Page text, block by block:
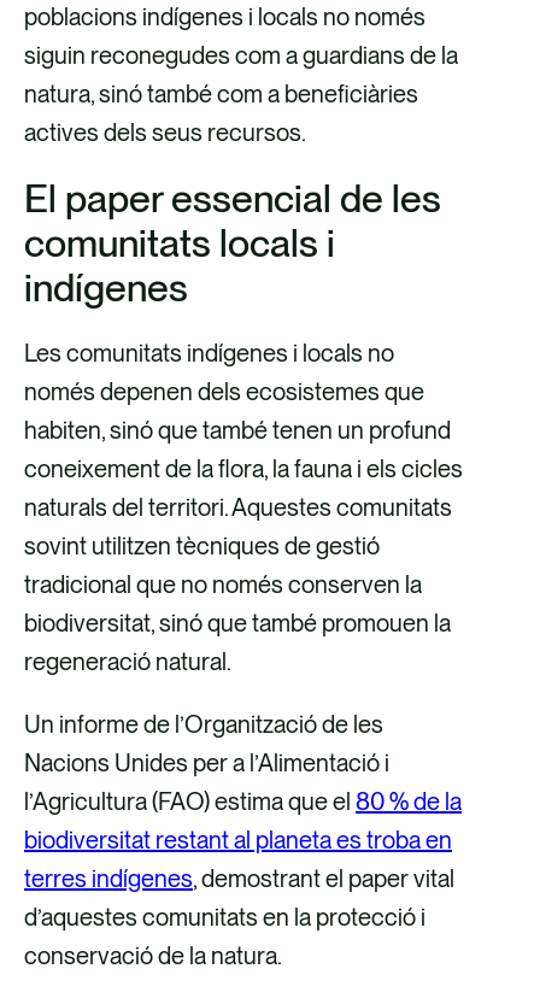
e
d
i
n
b
o
o
k
t
r
ò
n
c
poblacions indígenes i locals no només
siguin reconegudes com a guardians de la
natura, sinó també com a beneficiàries
actives dels seus recursos.
El paper essencial de les
comunitats locals i
indígenes
Les comunitats indígenes i locals no
només depenen dels ecosistemes que
habiten, sinó que també tenen un profund
coneixement de la flora, la fauna i els cicles
naturals del territori. Aquestes comunitats
sovint utilitzen tècniques de gestió
tradicional que no només conserven la
biodiversitat, sinó que també promouen la
regeneració natural.
Un informe de l’Organització de les
Nacions Unides per a l’Alimentació i
l’Agricultura (FAO) estima que el 80 % de la
biodiversitat restant al planeta es troba en
terres indígenes, demostrant el paper vital
d’aquestes comunitats en la protecció i
conservació de la natura.